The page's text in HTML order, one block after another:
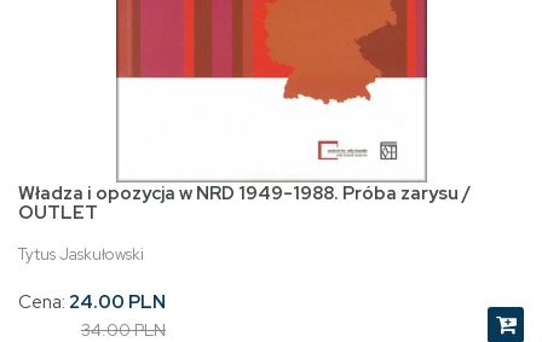
Władza i opozycja w NRD 1949-1988. Próba zarysu /
OUTLET
Tytus Jaskułowski
Cena: 24.00 PLN
34.00 PLN